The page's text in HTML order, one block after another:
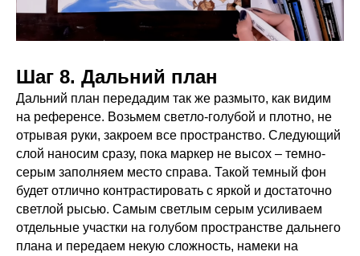
Шаг 8. Дальний план
Дальний план передадим так же размыто, как видим
на референсе. Возьмем светло-голубой и плотно, не
отрывая руки, закроем все пространство. Следующий
слой наносим сразу, пока маркер не высох – темно-
серым заполняем место справа. Такой темный фон
будет отлично контрастировать с яркой и достаточно
светлой рысью. Самым светлым серым усиливаем
отдельные участки на голубом пространстве дальнего
плана и передаем некую сложность, намеки на